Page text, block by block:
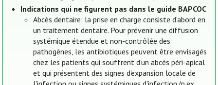
Indications qui ne figurent pas dans le guide BAPCOC
Abcès dentaire: la prise en charge consiste d’abord en
un traitement dentaire. Pour prévenir une diffusion
systémique étendue et non-contrôlée des
pathogènes, les antibiotiques peuvent être envisagés
chez les patients qui souffrent d’un abcès péri-apical
et qui présentent des signes d'expansion locale de